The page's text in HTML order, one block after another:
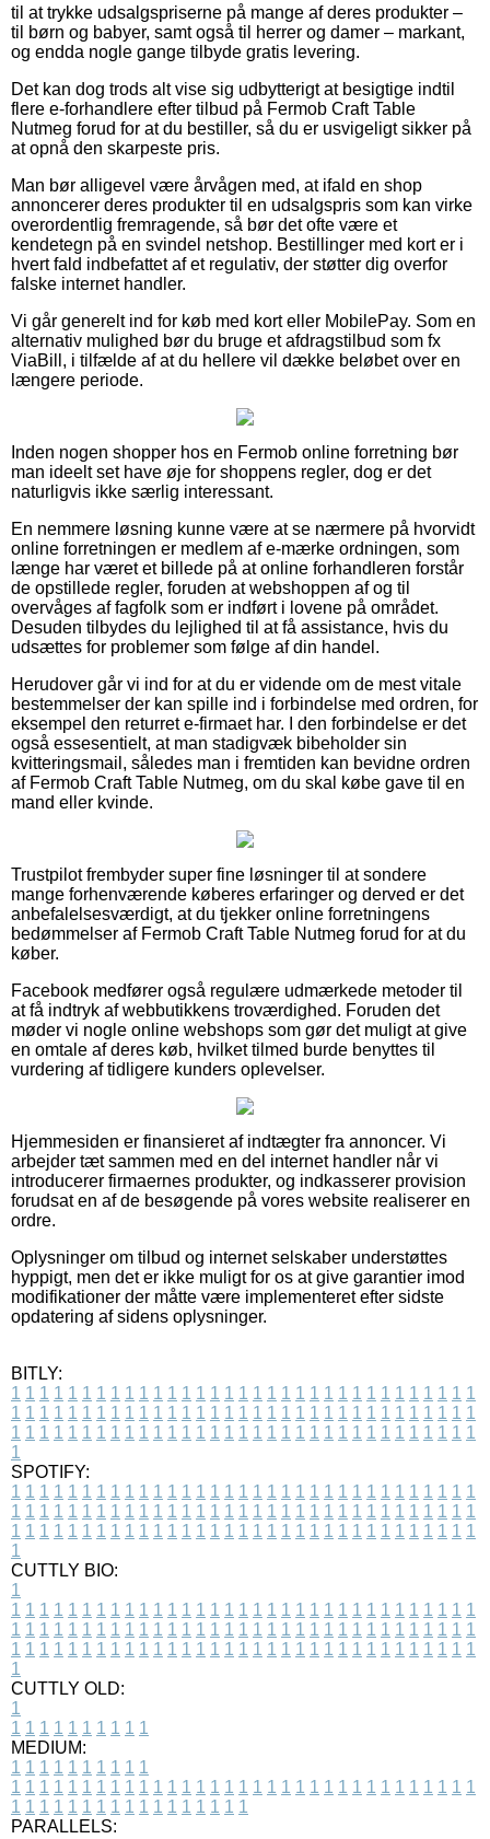
til at trykke udsalgspriserne på mange af deres produkter –
til børn og babyer, samt også til herrer og damer – markant,
og endda nogle gange tilbyde gratis levering.
Det kan dog trods alt vise sig udbytterigt at besigtige indtil
flere e-forhandlere efter tilbud på Fermob Craft Table
Nutmeg forud for at du bestiller, så du er usvigeligt sikker på
at opnå den skarpeste pris.
Man bør alligevel være årvågen med, at ifald en shop
annoncerer deres produkter til en udsalgspris som kan virke
overordentlig fremragende, så bør det ofte være et
kendetegn på en svindel netshop. Bestillinger med kort er i
hvert fald indbefattet af et regulativ, der støtter dig overfor
falske internet handler.
Vi går generelt ind for køb med kort eller MobilePay. Som en
alternativ mulighed bør du bruge et afdragstilbud som fx
ViaBill, i tilfælde af at du hellere vil dække beløbet over en
længere periode.
Inden nogen shopper hos en Fermob online forretning bør
man ideelt set have øje for shoppens regler, dog er det
naturligvis ikke særlig interessant.
En nemmere løsning kunne være at se nærmere på hvorvidt
online forretningen er medlem af e-mærke ordningen, som
længe har været et billede på at online forhandleren forstår
de opstillede regler, foruden at webshoppen af og til
overvåges af fagfolk som er indført i lovene på området.
Desuden tilbydes du lejlighed til at få assistance, hvis du
udsættes for problemer som følge af din handel.
Herudover går vi ind for at du er vidende om de mest vitale
bestemmelser der kan spille ind i forbindelse med ordren, for
eksempel den returret e-firmaet har. I den forbindelse er det
også essesentielt, at man stadigvæk bibeholder sin
kvitteringsmail, således man i fremtiden kan bevidne ordren
af Fermob Craft Table Nutmeg, om du skal købe gave til en
mand eller kvinde.
Trustpilot frembyder super fine løsninger til at sondere
mange forhenværende køberes erfaringer og derved er det
anbefalelsesværdigt, at du tjekker online forretningens
bedømmelser af Fermob Craft Table Nutmeg forud for at du
køber.
Facebook medfører også regulære udmærkede metoder til
at få indtryk af webbutikkens troværdighed. Foruden det
møder vi nogle online webshops som gør det muligt at give
en omtale af deres køb, hvilket tilmed burde benyttes til
vurdering af tidligere kunders oplevelser.
Hjemmesiden er finansieret af indtægter fra annoncer. Vi
arbejder tæt sammen med en del internet handler når vi
introducerer firmaernes produkter, og indkasserer provision
forudsat en af de besøgende på vores website realiserer en
ordre.
Oplysninger om tilbud og internet selskaber understøttes
hyppigt, men det er ikke muligt for os at give garantier imod
modifikationer der måtte være implementeret efter sidste
opdatering af sidens oplysninger.
BITLY:
1 1 1 1 1 1 1 1 1 1 1 1 1 1 1 1 1 1 1 1 1 1 1 1 1 1 1 1 1 1 1 1 1
1 1 1 1 1 1 1 1 1 1 1 1 1 1 1 1 1 1 1 1 1 1 1 1 1 1 1 1 1 1 1 1 1
1 1 1 1 1 1 1 1 1 1 1 1 1 1 1 1 1 1 1 1 1 1 1 1 1 1 1 1 1 1 1 1 1
1
SPOTIFY:
1 1 1 1 1 1 1 1 1 1 1 1 1 1 1 1 1 1 1 1 1 1 1 1 1 1 1 1 1 1 1 1 1
1 1 1 1 1 1 1 1 1 1 1 1 1 1 1 1 1 1 1 1 1 1 1 1 1 1 1 1 1 1 1 1 1
1 1 1 1 1 1 1 1 1 1 1 1 1 1 1 1 1 1 1 1 1 1 1 1 1 1 1 1 1 1 1 1 1
1
CUTTLY BIO:
1
1 1 1 1 1 1 1 1 1 1 1 1 1 1 1 1 1 1 1 1 1 1 1 1 1 1 1 1 1 1 1 1 1
1 1 1 1 1 1 1 1 1 1 1 1 1 1 1 1 1 1 1 1 1 1 1 1 1 1 1 1 1 1 1 1 1
1 1 1 1 1 1 1 1 1 1 1 1 1 1 1 1 1 1 1 1 1 1 1 1 1 1 1 1 1 1 1 1 1
1
CUTTLY OLD:
1
1 1 1 1 1 1 1 1 1 1
MEDIUM:
1 1 1 1 1 1 1 1 1 1
1 1 1 1 1 1 1 1 1 1 1 1 1 1 1 1 1 1 1 1 1 1 1 1 1 1 1 1 1 1 1 1 1
1 1 1 1 1 1 1 1 1 1 1 1 1 1 1 1 1
PARALLELS: